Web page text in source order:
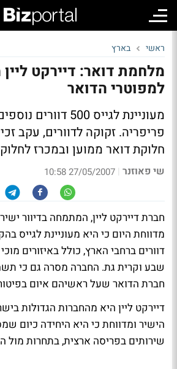
ראשי בארץ
מלחמת דואר: דיירקט
למפוטרי הדואר
מעוניינת לגייס 500
פריפריה. זקוקה לדוורים, עקב
חלוקת דואר ממוען ובמכרז
שי פאוזנר |
27/05/2007 10:58
חברת דיירקט ליין, המתמחה בדיוור
דוורים ברחבי הארץ, כולל באיזורים
שבע וקרית גת. החברה מסרה גם כי
חברת הדואר שעל ראשיהם איום
דיירקט ליין היא מהחברות הגדולות
הישיר ומדווחת כי היא היחידה כיום
שירותים בפריסה ארצית, בתחרות מול